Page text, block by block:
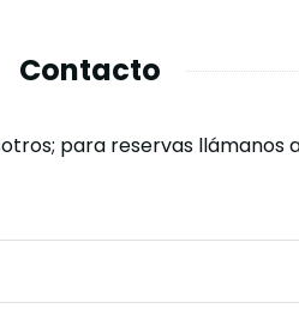
Contacto
para reservas llámanos